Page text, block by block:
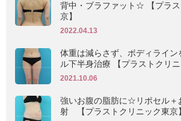
背中・ブラファット☆ 【プラ
京】
2022.04.13
体重は減らさず、ボディライ
ル下半身治療 【プラストクリニ
2021.10.06
強いお腹の脂肪に☆リポセル＋
射 【プラストクリニック東京】